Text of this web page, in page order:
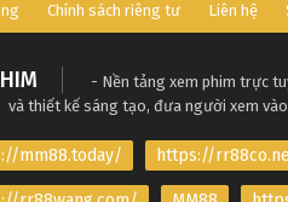
Chính sách riêng tư Liên hệ
- Nền tảng xem phim trực
và thiết kế sáng tạo, đưa người xem
mm88.today/ https://